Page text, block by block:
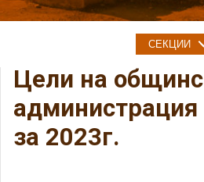
Цели на
за 2023г.
СЕКЦИИ